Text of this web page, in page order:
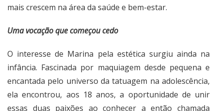
mais crescem na área da saúde e bem-estar.
Uma vocação que começou cedo
O interesse de Marina pela estética surgiu ainda na
infância. Fascinada por maquiagem desde pequena e
encantada pelo universo da tatuagem na adolescência,
ela encontrou, aos 18 anos, a oportunidade de unir
essas duas paixões ao conhecer a então chamada